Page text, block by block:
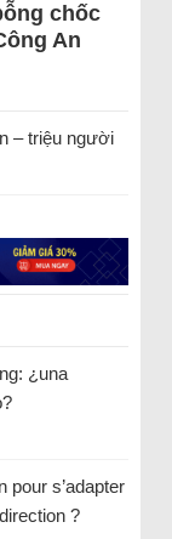
chốc
An
– triệu người
¿una
pour s’adapter
?